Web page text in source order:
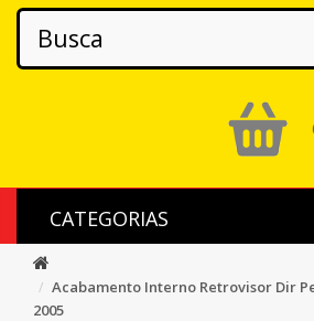
CATEGORIAS
Acabamento Interno Retrovisor Dir
2005